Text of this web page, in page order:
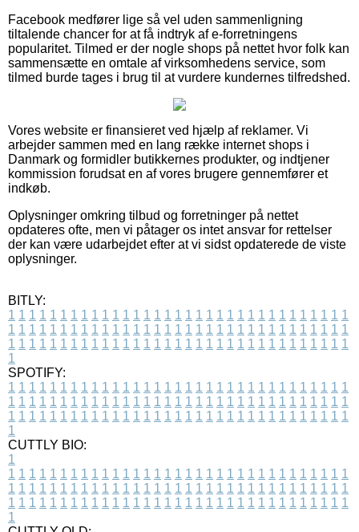
Facebook medfører lige så vel uden sammenligning
tiltalende chancer for at få indtryk af e-forretningens
popularitet. Tilmed er der nogle shops på nettet hvor folk kan
sammensætte en omtale af virksomhedens service, som
tilmed burde tages i brug til at vurdere kundernes tilfredshed.
Vores website er finansieret ved hjælp af reklamer. Vi
arbejder sammen med en lang række internet shops i
Danmark og formidler butikkernes produkter, og indtjener
kommission forudsat en af vores brugere gennemfører et
indkøb.
Oplysninger omkring tilbud og forretninger på nettet
opdateres ofte, men vi påtager os intet ansvar for rettelser
der kan være udarbejdet efter at vi sidst opdaterede de viste
oplysninger.
BITLY:
1 1 1 1 1 1 1 1 1 1 1 1 1 1 1 1 1 1 1 1 1 1 1 1 1 1 1 1 1 1 1 1 1
1 1 1 1 1 1 1 1 1 1 1 1 1 1 1 1 1 1 1 1 1 1 1 1 1 1 1 1 1 1 1 1 1
1 1 1 1 1 1 1 1 1 1 1 1 1 1 1 1 1 1 1 1 1 1 1 1 1 1 1 1 1 1 1 1 1
1
SPOTIFY:
1 1 1 1 1 1 1 1 1 1 1 1 1 1 1 1 1 1 1 1 1 1 1 1 1 1 1 1 1 1 1 1 1
1 1 1 1 1 1 1 1 1 1 1 1 1 1 1 1 1 1 1 1 1 1 1 1 1 1 1 1 1 1 1 1 1
1 1 1 1 1 1 1 1 1 1 1 1 1 1 1 1 1 1 1 1 1 1 1 1 1 1 1 1 1 1 1 1 1
1
CUTTLY BIO:
1
1 1 1 1 1 1 1 1 1 1 1 1 1 1 1 1 1 1 1 1 1 1 1 1 1 1 1 1 1 1 1 1 1
1 1 1 1 1 1 1 1 1 1 1 1 1 1 1 1 1 1 1 1 1 1 1 1 1 1 1 1 1 1 1 1 1
1 1 1 1 1 1 1 1 1 1 1 1 1 1 1 1 1 1 1 1 1 1 1 1 1 1 1 1 1 1 1 1 1
1